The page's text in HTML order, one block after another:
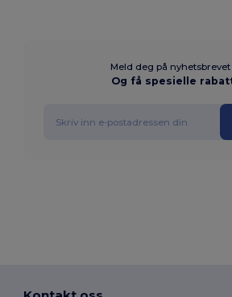
Meld deg på
Og få spesielle